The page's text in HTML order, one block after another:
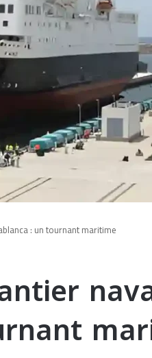
: un tournant maritime